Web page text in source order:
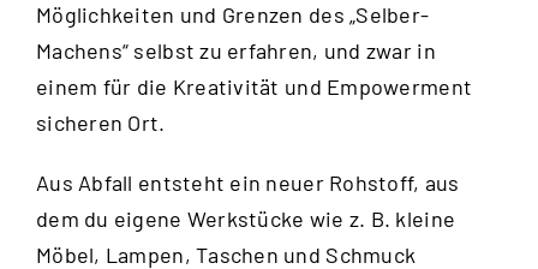
Möglichkeiten und Grenzen des „Selber-
Machens“ selbst zu erfahren, und zwar in
einem für die Kreativität und Empowerment
sicheren Ort.
Aus Abfall entsteht ein neuer Rohstoff, aus
dem du eigene Werkstücke wie z. B. kleine
Möbel, Lampen, Taschen und Schmuck